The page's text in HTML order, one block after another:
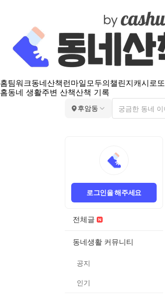
홈팀워크동네산책 런마일모두의챌린지캐시로또
홈동네 생활주변 산책산책 기록
후암동
로그인을 해주세요
전체글
동네생활 커뮤니티
공지
인기